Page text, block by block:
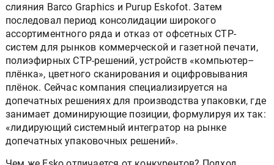
слияния Barco Graphics и Purup Eskofot. Затем
последовал период консолидации широкого
ассортиментного ряда и отказ от офсетных CTP-
систем для рынков коммерческой и газетной печати,
полиэфирных CTP-решений, устройств «компьютер–
плёнка», цветного сканирования и оцифровывания
плёнок. Сейчас компания специализируется на
допечатных решениях для производства упаковки, где
занимает доминирующие позиции, формулируя их так:
«лидирующий системный интегратор на рынке
допечатных упаковочных решений».